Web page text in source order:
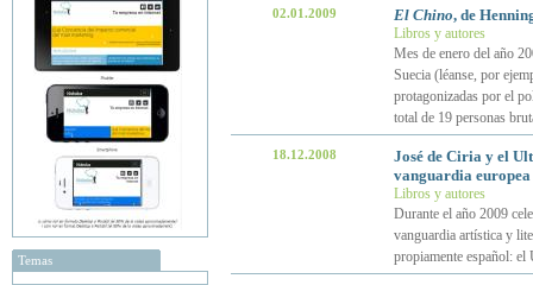
Temas
02.01.2009 El Chino, de
Libros y autores
Mes de enero del año
Suecia (léanse, por
protagonizadas por el
total de 19 personas
18.12.2008
José de Ciria y el
vanguardia europea
Libros y autores
Durante el año 2009
vanguardia artística y
propiamente español: el